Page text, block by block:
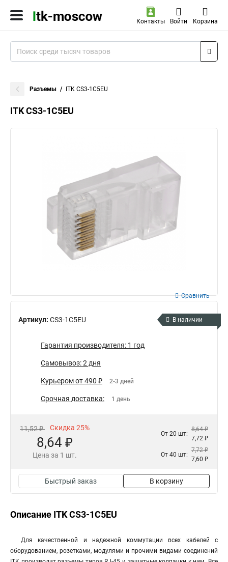
Контакты Войти Корзина
Разъемы ITK CS3-1C5EU
ITK CS3-1C5EU
Артикул: CS3-1C5EU
Сравнить
В наличии
Гарантия производителя: 1 год
Самовывоз: 2 дня
Курьером от 490 ₽ 2-3 дней
Срочная доставка: 1 день
11,52 ₽ Скидка 25%
8,64 ₽
Цена за 1 шт.
От 20 шт:
8,64 ₽
7,72 ₽
От 40 шт:
7,72 ₽
7,60 ₽
Быстрый заказ В корзину
Описание ITK CS3-1C5EU
Для качественной и надежной коммутации всех кабелей с
оборудованием, розетками, модулями и прочими видами соединений